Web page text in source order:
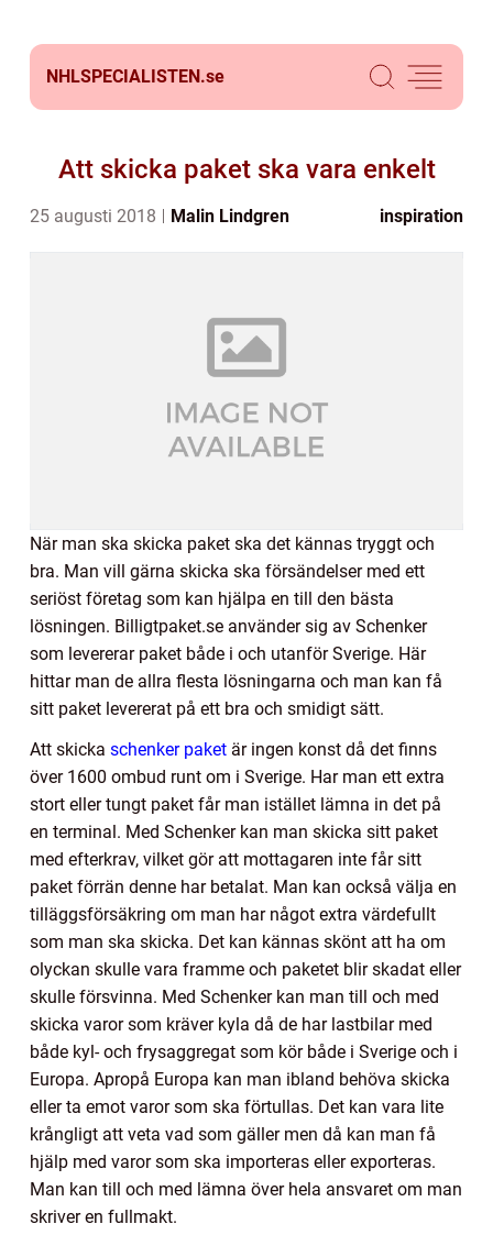
NHLSPECIALISTEN.se
Att skicka paket ska vara enkelt
25 augusti 2018 Malin Lindgren inspiration
När man ska skicka paket ska det kännas tryggt och
bra. Man vill gärna skicka ska försändelser med ett
seriöst företag som kan hjälpa en till den bästa
lösningen. Billigtpaket.se använder sig av Schenker
som levererar paket både i och utanför Sverige. Här
hittar man de allra flesta lösningarna och man kan få
sitt paket levererat på ett bra och smidigt sätt.
Att skicka schenker paket är ingen konst då det finns
över 1600 ombud runt om i Sverige. Har man ett extra
stort eller tungt paket får man istället lämna in det på
en terminal. Med Schenker kan man skicka sitt paket
med efterkrav, vilket gör att mottagaren inte får sitt
paket förrän denne har betalat. Man kan också välja en
tilläggsförsäkring om man har något extra värdefullt
som man ska skicka. Det kan kännas skönt att ha om
olyckan skulle vara framme och paketet blir skadat eller
skulle försvinna. Med Schenker kan man till och med
skicka varor som kräver kyla då de har lastbilar med
både kyl- och frysaggregat som kör både i Sverige och i
Europa. Apropå Europa kan man ibland behöva skicka
eller ta emot varor som ska förtullas. Det kan vara lite
krångligt att veta vad som gäller men då kan man få
hjälp med varor som ska importeras eller exporteras.
Man kan till och med lämna över hela ansvaret om man
skriver en fullmakt.